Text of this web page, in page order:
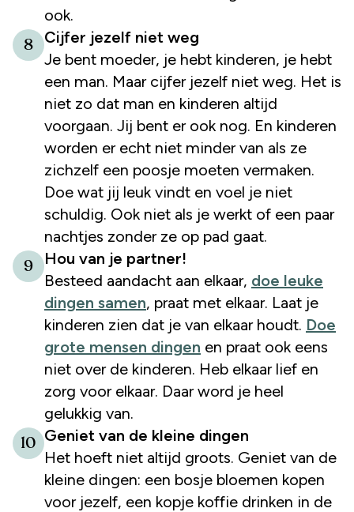
ook.
8
Cijfer jezelf niet weg
Je bent moeder, je hebt kinderen, je hebt
een man. Maar cijfer jezelf niet weg. Het is
niet zo dat man en kinderen altijd
voorgaan. Jij bent er ook nog. En kinderen
worden er echt niet minder van als ze
zichzelf een poosje moeten vermaken.
Doe wat jij leuk vindt en voel je niet
schuldig. Ook niet als je werkt of een paar
nachtjes zonder ze op pad gaat.
9
Hou van je partner!
Besteed aandacht aan elkaar, doe leuke
dingen samen, praat met elkaar. Laat je
kinderen zien dat je van elkaar houdt. Doe
grote mensen dingen en praat ook eens
niet over de kinderen. Heb elkaar lief en
zorg voor elkaar. Daar word je heel
gelukkig van.
10 Geniet van de kleine dingen
Het hoeft niet altijd groots. Geniet van de
kleine dingen: een bosje bloemen kopen
voor jezelf, een kopje koffie drinken in de